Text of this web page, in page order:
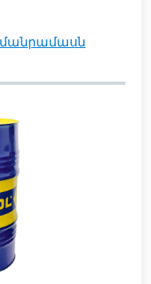
մանրամասն